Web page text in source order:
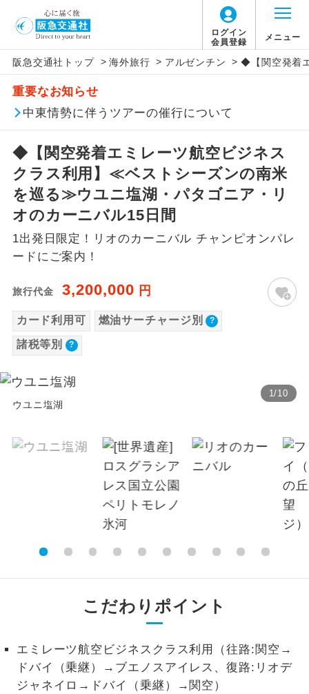
ログイン
会員登録
メニュー
阪急交通社トップ > 海外旅行 > アルゼンチン > ◆【関空発着
重要なお知らせ
中東情勢に伴うツアーの催行について
◆【関空発着エミレーツ航空ビジネス
クラス利用】≪ベストシーズンの南米
を巡る≫ウユニ塩湖・パタゴニア・リ
オのカーニバル15日間
1出発日限定！リオのカーニバル チャンピオンパレ
ードにご案内！
旅行代金 3,200,000 円
カード利用可 燃油サーチャージ別
諸税等別
1/10
ウユニ塩湖
こだわりポイント
エミレーツ航空ビジネスクラス利用（往路:関空→
ドバイ（乗継）→ブエノスアイレス、復路:リオデ
ジャネイロ→ドバイ（乗継）→関空）
旅行代金に燃油サーチャージは含まれており
ません。別途お支払いが必要となります。
目安：150,000円（2026/05/01現在）
※上記の燃油サーチャージは変更になる場合
があります。
旅行代金に、以下の料金は含まれておりませ
ん。別途お支払が必要となります。
【日本国内空港施設使用料】
関西国際空港
大人（12歳以上）3,310円、子供（2歳以上12
歳未満）1,660円
【旅客保安サービス料】
関西国際空港
歳未満）320円
【海外空港諸税等】
旅行代金に各国空港の旅客サービス施設使用
支払いが必要となります。料金確定後、お知
らせいたします。
このツアーは以下の出発地から追加代金でご参
加いただけます。
※リクエスト受付の場合、ご手配の可否は後日回答さ
せていただきます。
追加代金にて各地発着ありとは
当ツアーは日程表に記載の出発空港だけで
鉄道などを利用しご参加いただけます。
ご同行者様が異なる発着地をご希望の場合
は、当社予約センターまで連絡ください。
アイコン 説明
添乗員同行
往路出発空港（駅）から復路到着空港
（駅）まで同行します。
現地係員同行
現地到着後、現地係員が同行しお世話い
たします。
バスガイド乗
務
バスガイドが乗務し、車内での観光案内
があります。
新コース
世界遺産
ユネスコに登録されている文化遺産や自
然遺産を訪ねるコースです。
温泉 温泉地にも宿泊するコースです。
大浴場
全てのお食事が付いていますので、お食
事の心配はいりません。（機内食を除
く）
お部屋にてゆっくりとお召し上がりいた
だけます。
トラベルイヤ
周りの音を気にせず、ガイドさんの説明
1名様催行
1名様から出発可能な個人型プランで
す。
2名様催行
す。
おひとり様参
おひとり様限定でご参加いただけるコー